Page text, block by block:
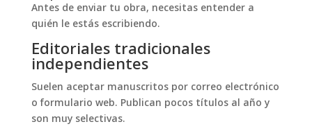
Antes de enviar tu obra, necesitas entender a
quién le estás escribiendo.
Editoriales tradicionales
independientes
Suelen aceptar manuscritos por correo electrónico
o formulario web. Publican pocos títulos al año y
son muy selectivas.